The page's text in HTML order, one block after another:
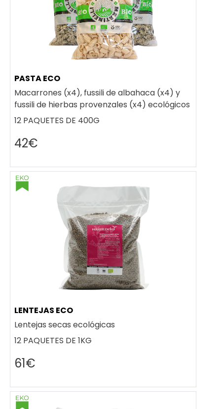
PASTA ECO
Macarrones (x4), fussili de albahaca (x4) y
fussili de hierbas provenzales (x4) ecológicos
12 PAQUETES DE 400G
42€
LENTEJAS ECO
Lentejas secas ecológicas
12 PAQUETES DE 1KG
61€